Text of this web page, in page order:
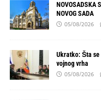
NOVOSADSKA
NOVOG SADA
05/08/2026
Ukratko: Šta
vojnog vrha
05/08/2026